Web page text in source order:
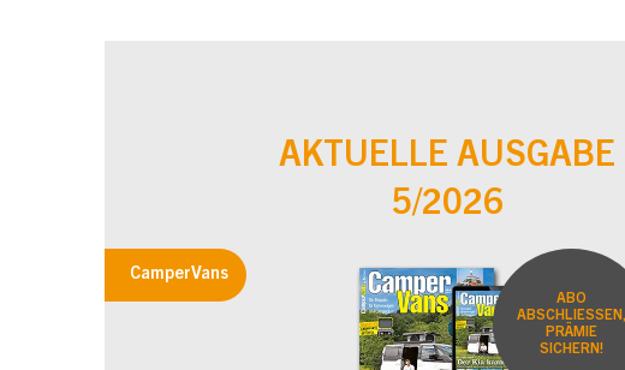
AKTUELLE AUSGABE
5/2026
CamperVans
ABO
ABSCHLIESSEN,
PRÄMIE
SICHERN!